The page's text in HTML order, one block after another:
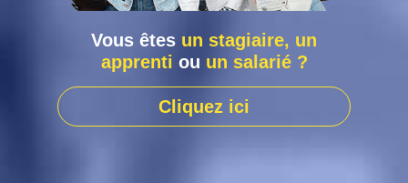
Vous êtes un stagiaire, un
apprenti ou un salarié ?
Cliquez ici